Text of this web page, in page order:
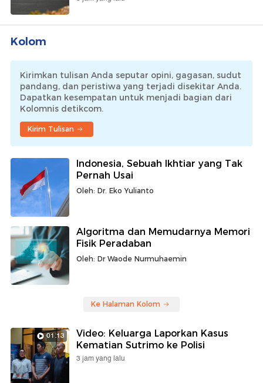
Kolom
Kirimkan tulisan Anda seputar opini, gagasan, sudut
pandang, dan peristiwa yang terjadi disekitar Anda.
Dapatkan kesempatan untuk menjadi bagian dari
Kolomnis detikcom.
Kirim Tulisan
Indonesia, Sebuah Ikhtiar yang Tak
Pernah Usai
Oleh: Dr. Eko Yulianto
Algoritma dan Memudarnya Memori
Fisik Peradaban
Oleh: Dr Waode Nurmuhaemin
Ke Halaman Kolom
01:13
Video: Keluarga Laporkan Kasus
Kematian Sutrimo ke Polisi
3 jam yang lalu